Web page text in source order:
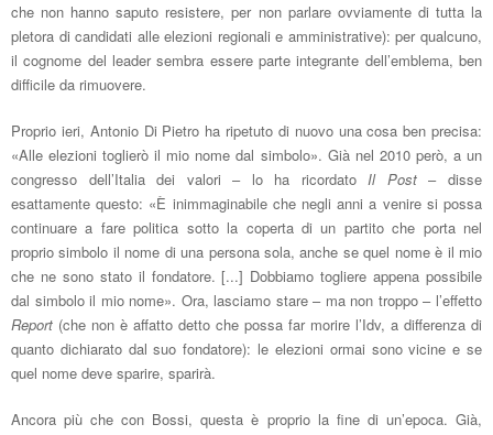
che non hanno saputo resistere, per non parlare ovviamente di tutta la
pletora di candidati alle elezioni regionali e amministrative): per qualcuno,
il cognome del leader sembra essere parte integrante dell’emblema, ben
difficile da rimuovere.
Proprio ieri, Antonio Di Pietro ha ripetuto di nuovo una cosa ben precisa:
«Alle elezioni toglierò il mio nome dal simbolo». Già nel 2010 però, a un
congresso dell’Italia dei valori – lo ha ricordatoIl Post– disse
esattamente questo: «È inimmaginabile che negli anni a venire si possa
continuare a fare politica sotto la coperta di un partito che porta nel
proprio simbolo il nome di una persona sola, anche se quel nome è il mio
che ne sono stato il fondatore. [...] Dobbiamo togliere appena possibile
dal simbolo il mio nome». Ora, lasciamo stare – ma non troppo – l’effetto
Report (che non è affatto detto che possa far morire l’Idv, a differenza di
quanto dichiarato dal suo fondatore): le elezioni ormai sono vicine e se
quel nome deve sparire, sparirà.
Ancora più che con Bossi, questa è proprio la fine di un’epoca. Già,